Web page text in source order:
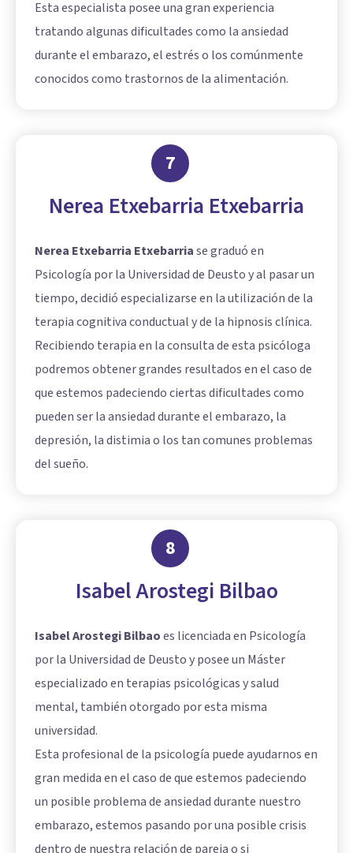
Esta especialista posee una gran experiencia
tratando algunas dificultades como la ansiedad
durante el embarazo, el estrés o los comúnmente
conocidos como trastornos de la alimentación.
7
Nerea Etxebarria Etxebarria
Nerea Etxebarria Etxebarriase graduó en
Psicología por la Universidad de Deusto y al pasar un
tiempo, decidió especializarse en la utilización de la
terapia cognitiva conductual y de la hipnosis clínica.
Recibiendo terapia en la consulta de esta psicóloga
podremos obtener grandes resultados en el caso de
que estemos padeciendo ciertas dificultades como
pueden ser la ansiedad durante el embarazo, la
depresión, la distimia o los tan comunes problemas
del sueño.
8
Isabel Arostegi Bilbao
Isabel Arostegi Bilbaoes licenciada en Psicología
por la Universidad de Deusto y posee un Máster
especializado en terapias psicológicas y salud
mental, también otorgado por esta misma
universidad.
Esta profesional de la psicología puede ayudarnos en
gran medida en el caso de que estemos padeciendo
un posible problema de ansiedad durante nuestro
embarazo, estemos pasando por una posible crisis
dentro de nuestra relación de pareja o si